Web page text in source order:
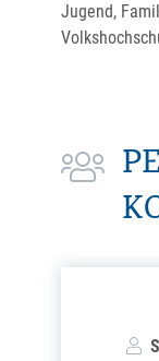
Jugend,